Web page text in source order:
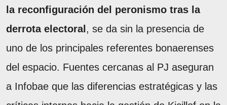
la reconfiguración del peronismo tras la
derrota electoral , se da sin la presencia de
uno de los principales referentes bonaerenses
del espacio. Fuentes cercanas al PJ aseguran
a Infobae que las diferencias estratégicas y las